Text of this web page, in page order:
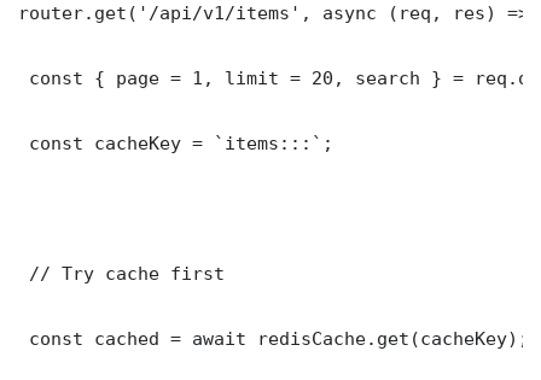
router.get('/api/v1/items', async (req, res) =>
const { page = 1, limit = 20, search } =
const cacheKey = `items:::`;
// Try cache first
const cached = await redisCache.get(cacheKey);